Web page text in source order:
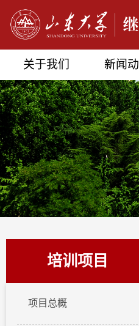
关于我们 新闻
培训项目
项目总概